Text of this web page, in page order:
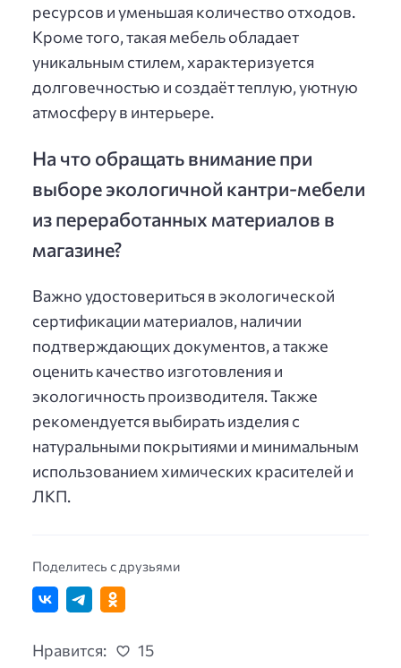
ресурсов и уменьшая количество отходов.
Кроме того, такая мебель обладает
уникальным стилем, характеризуется
долговечностью и создаёт теплую, уютную
атмосферу в интерьере.
На что обращать внимание при
выборе экологичной кантри-мебели
из переработанных материалов в
магазине?
Важно удостовериться в экологической
сертификации материалов, наличии
подтверждающих документов, а также
оценить качество изготовления и
экологичность производителя. Также
рекомендуется выбирать изделия с
натуральными покрытиями и минимальным
использованием химических красителей и
ЛКП.
Поделитесь с друзьями
Нравится: 15